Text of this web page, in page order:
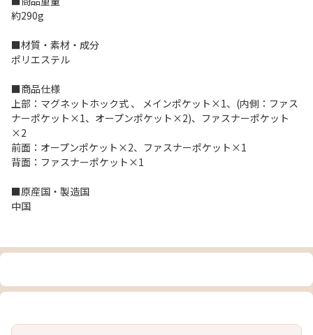
約290g
■材質・素材・成分
ポリエステル
■商品仕様
上部：マグネットホック式 、 メインポケット×1、(内側：ファス
ナーポケット×1、オープンポケット×2)、ファスナーポケット
×2
前面：オープンポケット×2、ファスナーポケット×1
背面：ファスナーポケット×1
■原産国・製造国
中国